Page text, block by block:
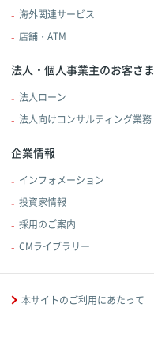
海外関連サービス
店舗・ATM
法人・個人事業主のお客さま
法人ローン
法人向けコンサルティング業務
企業情報
インフォメーション
投資家情報
採用のご案内
CMライブラリー
本サイトのご利用にあたって
個人情報保護宣言